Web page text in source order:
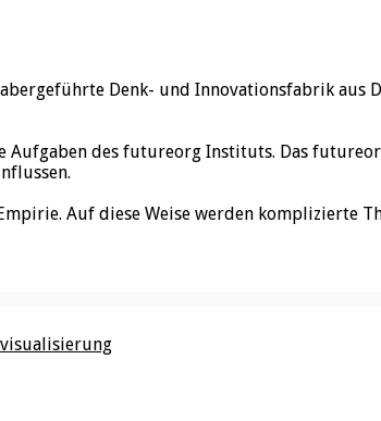
Denk- und Innovationsfabrik aus
Aufgaben des futureorg Instituts. Das
Auf diese Weise werden komplizierte